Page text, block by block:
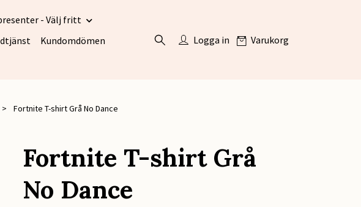
- Välj fritt
Kundomdömen
Logga in Varukorg
Fortnite T-shirt Grå No Dance
Fortnite T-shirt Grå
No Dance